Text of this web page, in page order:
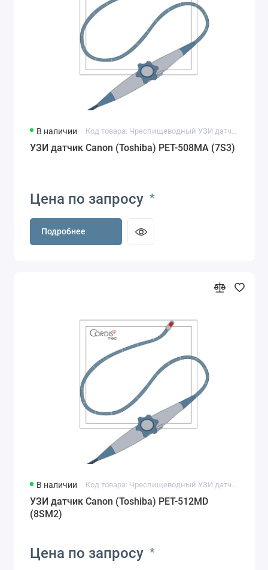
В наличии
УЗИ датчик Canon (Toshiba) PET-508MA (7S3)
Цена по запросу *
Подробнее
В наличии
УЗИ датчик Canon (Toshiba) PET-512MD
(8SM2)
Цена по запросу *